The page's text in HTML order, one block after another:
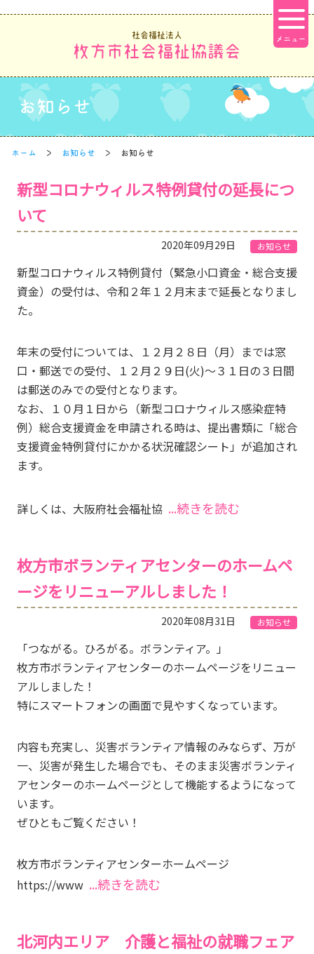
社会福祉法人
枚方市社会福祉協議会
お知らせ
ホーム お知らせ お知らせ
新型コロナウィルス特例貸付の延長につ
いて
2020年09月29日 お知らせ
新型コロナウィルス特例貸付（緊急小口資金・総合支援
資金）の受付は、令和２年１２月末まで延長となりまし
た。
年末の受付については、１２月２８日（月）までは窓
口・郵送での受付、１２月２９日(火)～３１日の３日間
は郵送のみでの受付となります。
なお、１０月１日から（新型コロナウィルス感染症特
例）総合支援資金を申請される時は、提出書類に「総合
支援資金特例貸付にかかる状況確認シート」が追加され
ます。
詳しくは、大阪府社会福祉協 ...続きを読む
枚方市ボランティアセンターのホームペ
ージをリニューアルしました！
2020年08月31日 お知らせ
「つながる。ひろがる。ボランティア。」
枚方市ボランティアセンターのホームページをリニュー
アルしました！
特にスマートフォンの画面で見やすくなっています。
内容も充実し、災害ボランティア情報のみならず、万が
一、災害が発生した場合でも、そのまま災害ボランティ
アセンターのホームページとして機能するようになって
います。
ぜひともご覧ください！
枚方市ボランティアセンターホームページ
https://www ...続きを読む
北河内エリア 介護と福祉の就職フェア